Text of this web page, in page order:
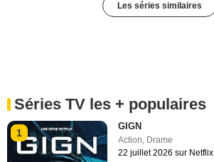
Les séries similaires
Séries TV les + populaires
1
GIGN
Action, Drame
22 juillet 2026 sur Netflix